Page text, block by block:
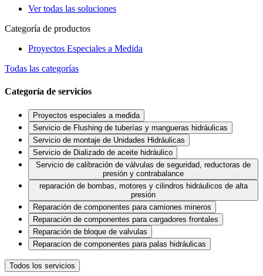
Ver todas las soluciones
Categoría de productos
Proyectos Especiales a Medida
Todas las categorías
Categoría de servicios
Proyectos especiales a medida
Servicio de Flushing de tuberías y mangueras hidráulicas
Servicio de montaje de Unidades Hidráulicas
Servicio de Dializado de aceite hidráulico
Servicio de calibración de válvulas de seguridad, reductoras de
presión y contrabalance
reparación de bombas, motores y cilindros hidráulicos de alta
presión
Reparación de componentes para camiones mineros
Reparación de componentes para cargadores frontales
Reparación de bloque de valvulas
Reparacion de componentes para palas hidráulicas
Todos los servicios